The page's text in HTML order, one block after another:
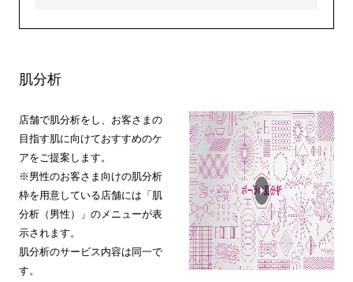
肌分析
店舗で肌分析をし、お客さまの
目指す肌に向けておすすめのケ
アをご提案します。
※男性のお客さま向けの肌分析
枠を用意している店舗には「肌
分析（男性）」のメニューが表
示されます。
肌分析のサービス内容は同一で
す。